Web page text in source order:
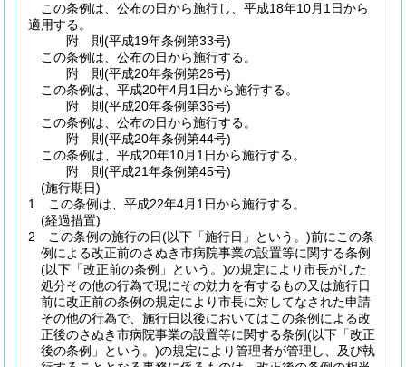
この条例は、公布の日から施行し、平成18年10月1日から
適用する。
附 則(平成19年条例第33号)
この条例は、公布の日から施行する。
附 則(平成20年条例第26号)
この条例は、平成20年4月1日から施行する。
附 則(平成20年条例第36号)
この条例は、公布の日から施行する。
附 則(平成20年条例第44号)
この条例は、平成20年10月1日から施行する。
附 則(平成21年条例第45号)
(施行期日)
1
この条例は、平成22年4月1日から施行する。
(経過措置)
2
この条例の施行の日(以下「施行日」という。)前にこの条
例による改正前のさぬき市病院事業の設置等に関する条例
(以下「改正前の条例」という。)の規定により市長がした
処分その他の行為で現にその効力を有するもの又は施行日
前に改正前の条例の規定により市長に対してなされた申請
その他の行為で、施行日以後においてはこの条例による改
正後のさぬき市病院事業の設置等に関する条例(以下「改正
後の条例」という。)の規定により管理者が管理し、及び執